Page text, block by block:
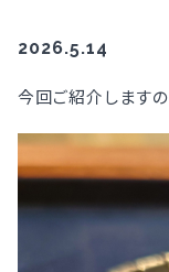
2026.5.14
今回ご紹介しますの